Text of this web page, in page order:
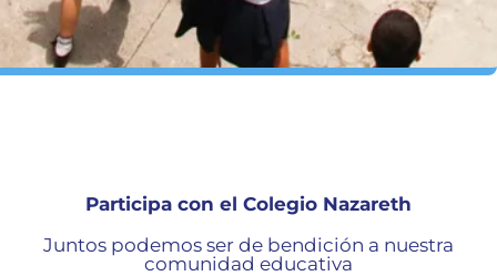
Participa con el Colegio Nazareth
Juntos podemos ser de bendición a nuestra
comunidad educativa